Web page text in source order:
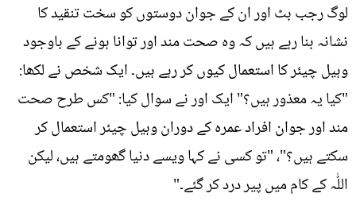
لوگ رجب بٹ اور ان کے جوان دوستوں کو سخت تنقید کا
نشانہ بنا رہے ہیں کہ وہ صحت مند اور توانا ہونے کے باوجود
وہیل چیئر کا استعمال کیوں کر رہے ہیں۔ ایک شخص نے لکھا:
"کیا یہ معذور ہیں؟" ایک اور نے سوال کیا: "کس طرح صحت
مند اور جوان افراد عمرہ کے دوران وہیل چیئر استعمال کر
سکتے ہیں؟"، "تو کسی نے کہا ویسے دنیا گھومتے ہیں، لیکن
اللّٰہ کے کام میں پیر درد کر گئے۔"